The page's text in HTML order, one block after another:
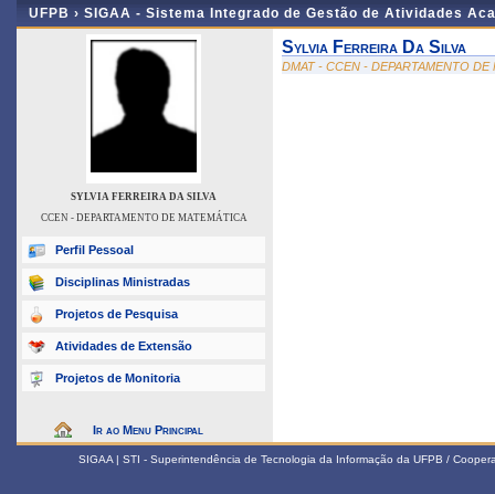
UFPB › SIGAA - Sistema Integrado de Gestão de Atividades
SYLVIA FERREIRA DA SILVA
CCEN - DEPARTAMENTO DE MATEMÁTICA
Perfil Pessoal
Disciplinas Ministradas
Projetos de Pesquisa
Atividades de Extensão
Projetos de Monitoria
Ir ao Menu Principal
Sylvia Ferreira Da Silva
DMAT - CCEN - DEPARTAMENTO DE
SIGAA | STI - Superintendência de Tecnologia da Informação da UFPB /